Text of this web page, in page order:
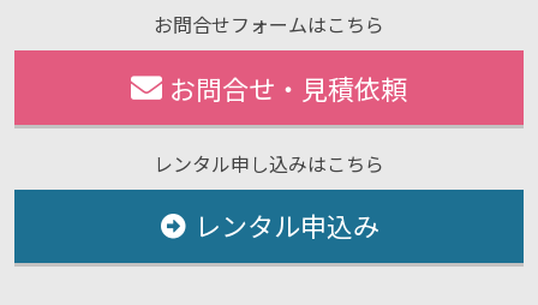
お問合せフォームはこちら
お問合せ・見積依頼
レンタル申し込みはこちら
レンタル申込み